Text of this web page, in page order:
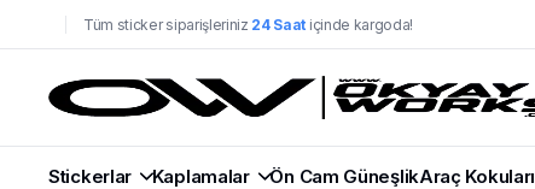
Tüm sticker siparişleriniz 24 Saat içinde kargoda!
Stickerlar Kaplamalar Ön Cam GüneşlikAraç Kokuları